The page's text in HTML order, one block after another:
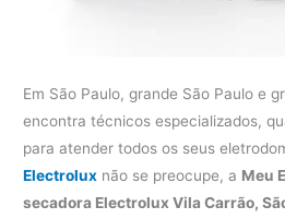
Em São Paulo, grande São Paulo e
encontra técnicos especializados,
para atender todos os seus
Electrolux não se preocupe, a Meu
secadora Electrolux Vila Carrão,